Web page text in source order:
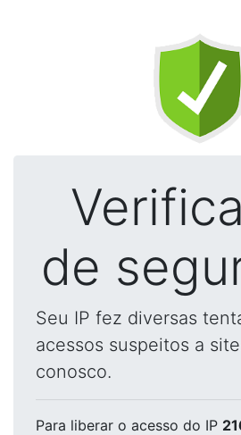
de
Seu IP fez diversas
acessos suspeitos a
conosco.
Para liberar o acesso do IP